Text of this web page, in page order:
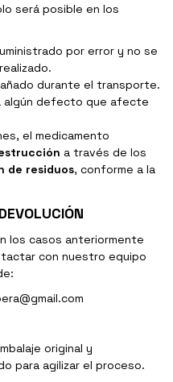
será posible en los
por error y no se
durante el transporte.
algún defecto que afecte
el medicamento
a través de los
de residuos, conforme a la
los casos anteriormente
con nuestro equipo
original y
para agilizar el proceso.